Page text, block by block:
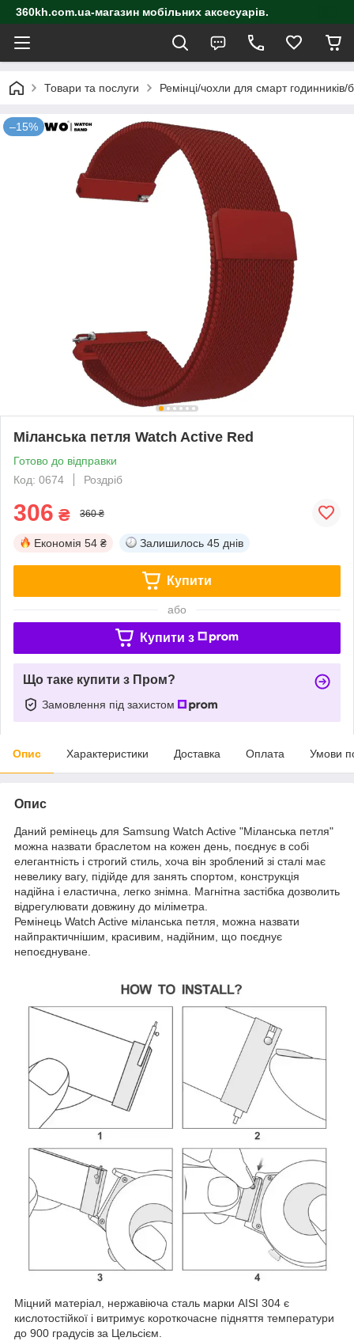
360kh.com.ua-магазин мобільних аксесуарів.
Товари та послуги Ремінці/чохли для смарт годинників/
–15%
Міланська петля Watch Active Red
Готово до відправки
Код: 0674
Роздріб
306 ₴ 360 ₴
Економія 54 ₴ Залишилось 45 днів
Купити
або
Купити з
Що таке купити з Пром?
Замовлення під захистом
Опис Характеристики Доставка Оплата Умови
Опис
Даний ремінець для Samsung Watch Active "Міланська петля"
можна назвати браслетом на кожен день, поєднує в собі
елегантність і строгий стиль, хоча він зроблений зі сталі має
невелику вагу, підійде для занять спортом, конструкція
надійна і еластична, легко знімна. Магнітна застібка дозволить
відрегулювати довжину до міліметра.
Ремінець Watch Active міланська петля, можна назвати
найпрактичнішим, красивим, надійним, що поєднує
непоєднуване.
Міцний матеріал, нержавіюча сталь марки AISI 304 є
кислотостійкої і витримує короткочасне підняття температури
до 900 градусів за Цельсієм.